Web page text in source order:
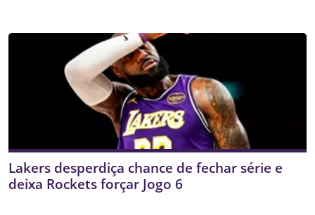
Lakers desperdiça chance de fechar série e
deixa Rockets forçar Jogo 6